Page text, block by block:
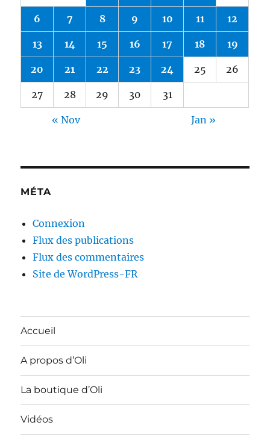
6 7 8 9 10 11 12
13 14 15 16 17 18 19
20 21 22 23 24 25 26
27 28 29 30 31
« Nov Jan »
MÉTA
Connexion
Flux des publications
Flux des commentaires
Site de WordPress-FR
Accueil
A propos d’Oli
La boutique d’Oli
Vidéos